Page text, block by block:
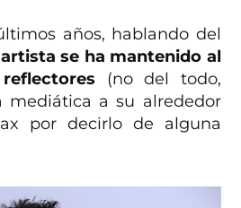
años, hablando del
se ha mantenido al
(no del todo,
mediática a su alrededor
por decirlo de alguna